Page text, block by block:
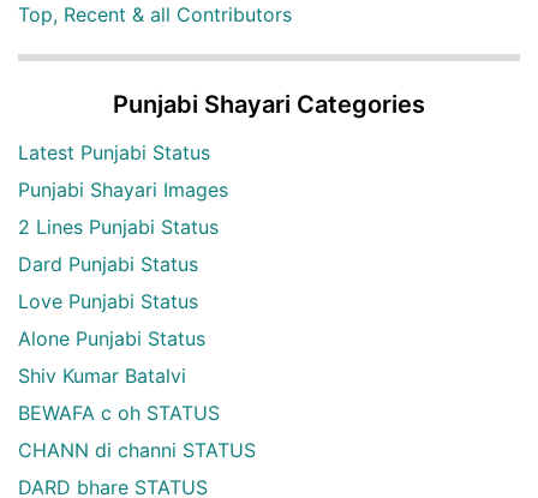
Top, Recent & all Contributors
Punjabi Shayari Categories
Latest Punjabi Status
Punjabi Shayari Images
2 Lines Punjabi Status
Dard Punjabi Status
Love Punjabi Status
Alone Punjabi Status
Shiv Kumar Batalvi
BEWAFA c oh STATUS
CHANN di channi STATUS
DARD bhare STATUS